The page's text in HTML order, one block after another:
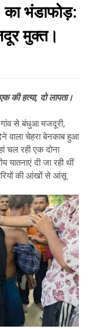
भंडाफोड़:
मुक्त।
की हत्या, दो लापता।
गांव से बंधुआ मजदूरी,
वाला चेहरा बेनकाब हुआ
चल रही एक दोना
दी जा रही थीं
की आंखों से आंसू